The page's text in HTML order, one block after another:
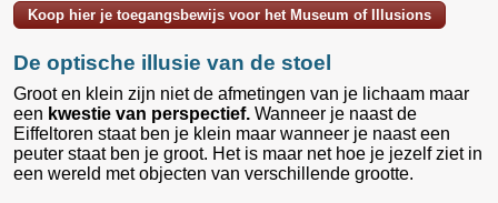
Koop hier je toegangsbewijs voor het Museum of Illusions
De optische illusie van de stoel
Groot en klein zijn niet de afmetingen van je lichaam maar
een kwestie van perspectief. Wanneer je naast de
Eiffeltoren staat ben je klein maar wanneer je naast een
peuter staat ben je groot. Het is maar net hoe je jezelf ziet in
een wereld met objecten van verschillende grootte.